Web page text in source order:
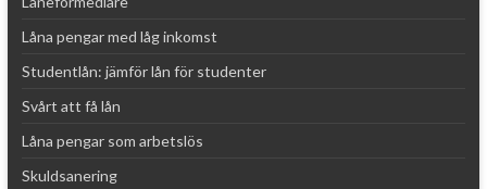
Låna pengar med låg inkomst
Studentlån: jämför lån för studenter
Svårt att få lån
Låna pengar som arbetslös
Skuldsanering